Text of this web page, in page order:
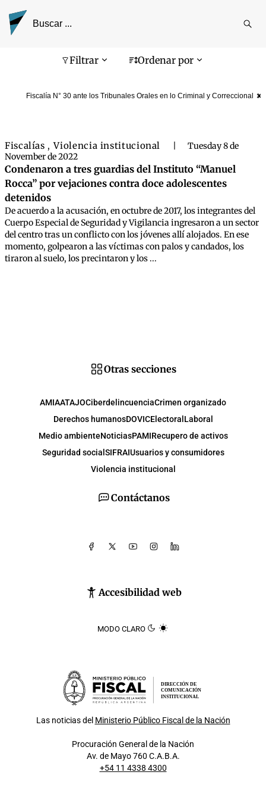
Filtrar Ordenar por
Fiscalía N° 30 ante los Tribunales Orales en lo Criminal y Correccional
Pantalla de búsqueda
Fiscalías , Violencia institucional
Tuesday 8 de
November de 2022
Condenaron a tres guardias del Instituto “Manuel
Rocca” por vejaciones contra doce adolescentes
detenidos
De acuerdo a la acusación, en octubre de 2017, los integrantes del
Cuerpo Especial de Seguridad y Vigilancia ingresaron a un sector
del centro tras un conflicto con los jóvenes allí alojados. En ese
momento, golpearon a las víctimas con palos y candados, los
tiraron al suelo, los precintaron y los ...
Contáctanos
Accesibilidad web
MODO CLARO
Otras secciones
AMIAATAJOCiberdelincuenciaCrimen organizado
Derechos humanosDOVICElectoral Laboral
Medio ambienteNoticiasPAMIRecupero de activos
Seguridad social SIFRAIUsuarios y consumidores
Violencia institucional
DIRECCIÓN DE
COMUNICACIÓN
INSTITUCIONAL
Las noticias del Ministerio Público Fiscal de la Nación
Procuración General de la Nación
Av. de Mayo 760 C.A.B.A.
+54 11 4338 4300